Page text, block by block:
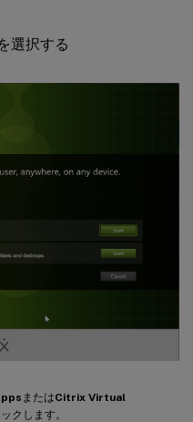
選択する
またはCitrix Virtual
クします。